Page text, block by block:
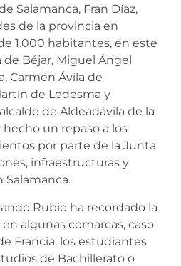
Salamanca, Fran Díaz,
de la provincia en
1.000 habitantes, en este
Béjar, Miguel Ángel
Carmen Ávila de
de Ledesma y
de Aldeadávila de la
hecho un repaso a los
por parte de la Junta
infraestructuras y
Salamanca.
Rubio ha recordado la
algunas comarcas, caso
Francia, los estudiantes
de Bachillerato o